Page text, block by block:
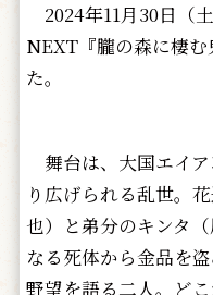
2024年11月30日（
NEXT『朧の森に棲
た。
舞台は、大国エイ
り広げられる乱世。
也）と弟分のキンタ
なる死体から金品を
野望を語る二人。ど